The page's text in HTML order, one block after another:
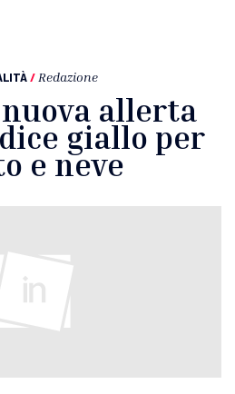
/ Redazione
nuova allerta
giallo per
e neve